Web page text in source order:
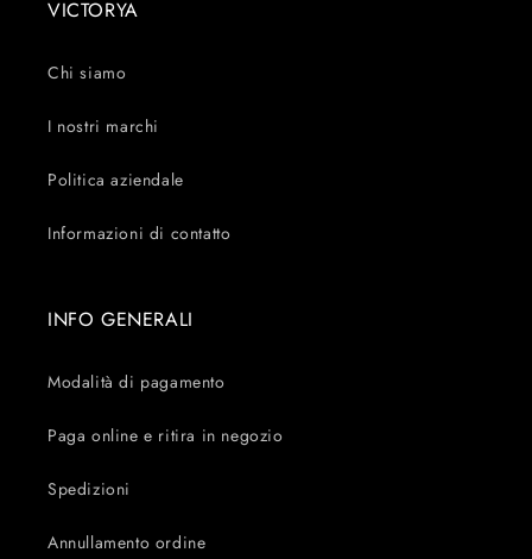
VICTORYA
Chi siamo
I nostri marchi
Politica aziendale
Informazioni di contatto
INFO GENERALI
Modalità di pagamento
Paga online e ritira in negozio
Spedizioni
Annullamento ordine